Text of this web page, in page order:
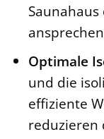
Optimale
und die
effiziente
reduzieren